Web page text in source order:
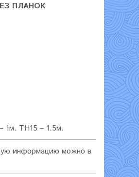
ПЛАНОК
1м. TH15 – 1.5м.
информацию можно в